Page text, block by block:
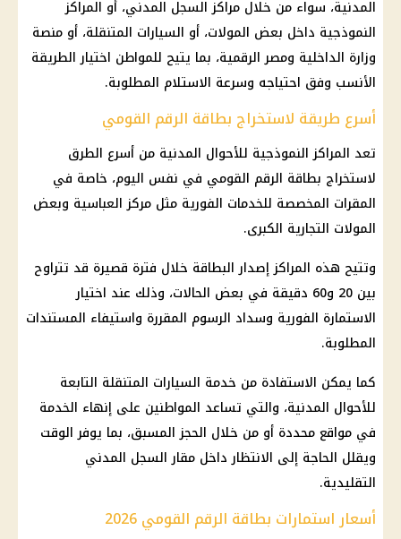
المدنية، سواء من خلال مراكز السجل المدني، أو المراكز
النموذجية داخل بعض المولات، أو السيارات المتنقلة، أو منصة
وزارة الداخلية ومصر الرقمية، بما يتيح للمواطن اختيار الطريقة
الأنسب وفق احتياجه وسرعة الاستلام المطلوبة.
أسرع طريقة لاستخراج بطاقة الرقم القومي
تعد المراكز النموذجية للأحوال المدنية من أسرع الطرق
لاستخراج بطاقة الرقم القومي في نفس اليوم، خاصة في
المقرات المخصصة للخدمات الفورية مثل مركز العباسية وبعض
المولات التجارية الكبرى.
وتتيح هذه المراكز إصدار البطاقة خلال فترة قصيرة قد تتراوح
بين 20 و60 دقيقة في بعض الحالات، وذلك عند اختيار
الاستمارة الفورية وسداد الرسوم المقررة واستيفاء المستندات
المطلوبة.
كما يمكن الاستفادة من خدمة السيارات المتنقلة التابعة
للأحوال المدنية، والتي تساعد المواطنين على إنهاء الخدمة
في مواقع محددة أو من خلال الحجز المسبق، بما يوفر الوقت
ويقلل الحاجة إلى الانتظار داخل مقار السجل المدني
التقليدية.
أسعار استمارات بطاقة الرقم القومي 2026